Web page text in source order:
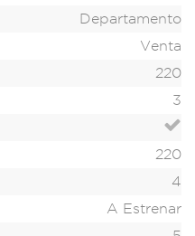
Departamento
Venta
220
3
220
4
A Estrenar